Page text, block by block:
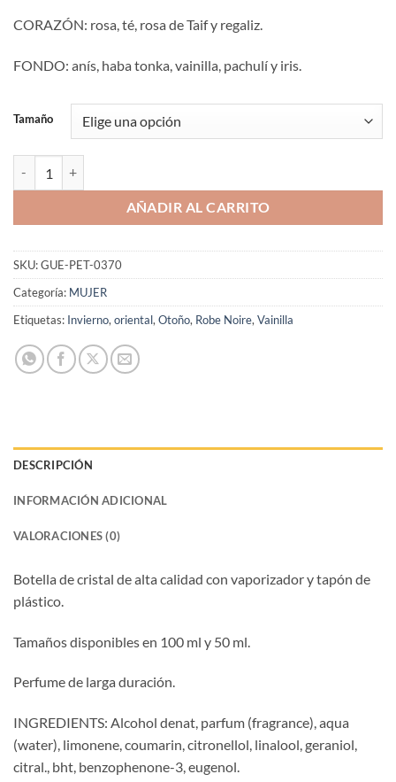
CORAZÓN: rosa, té, rosa de Taif y regaliz.
FONDO: anís, haba tonka, vainilla, pachulí y iris.
Tamaño
AÑADIR AL CARRITO
SKU:GUE-PET-0370
Categoría: MUJER
Etiquetas: Invierno, oriental, Otoño, Robe Noire, Vainilla
DESCRIPCIÓN
INFORMACIÓN ADICIONAL
VALORACIONES (0)
Botella de cristal de alta calidad con vaporizador y tapón de
plástico.
Tamaños disponibles en 100 ml y 50 ml.
Perfume de larga duración.
INGREDIENTS: Alcohol denat, parfum (fragrance), aqua
(water), limonene, coumarin, citronellol, linalool, geraniol,
citral., bht, benzophenone-3, eugenol.